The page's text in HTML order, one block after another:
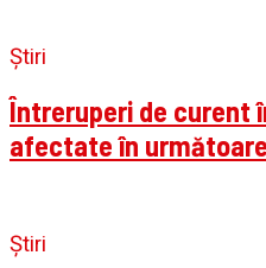
Știri
Întreruperi de curent
afectate în
Știri